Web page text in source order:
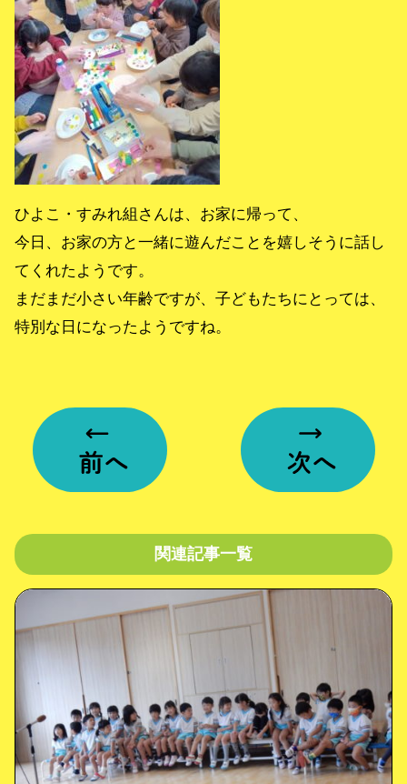
ひよこ・すみれ組さんは、お家に帰って、
今日、お家の方と一緒に遊んだことを嬉しそうに話し
てくれたようです。
まだまだ小さい年齢ですが、子どもたちにとっては、
特別な日になったようですね。
関連記事一覧